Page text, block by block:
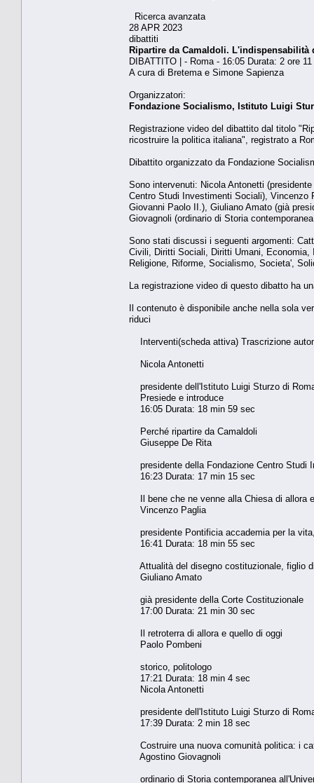
Ricerca avanzata
28 APR 2023
dibattiti
Ripartire da Camaldoli.
DIBATTITO | - Roma - 16:05 Durata: 2 ore
A cura di Bretema e Simone Sapienza
Organizzatori:
Fondazione Socialismo, Istituto Luigi
Registrazione video del dibattito dal titolo
ricostruire la politica italiana", registrato a
Dibattito organizzato da Fondazione
Sono intervenuti: Nicola Antonetti
Centro Studi Investimenti Sociali), Vincenzo
Giovanni Paolo II.), Giuliano Amato (già
Giovagnoli (ordinario di Storia
Sono stati discussi i seguenti argomenti:
Civili, Diritti Sociali, Diritti Umani,
Religione, Riforme, Socialismo, Societa',
La registrazione video di questo dibatto ha
Il contenuto è disponibile anche nella sola
riduci
Interventi(scheda attiva) Trascrizione
Nicola Antonetti
presidente dell'Istituto Luigi Sturzo di
Presiede e introduce
16:05 Durata: 18 min 59 sec
Perché ripartire da Camaldoli
Giuseppe De Rita
presidente della Fondazione Centro Studi
16:23 Durata: 17 min 15 sec
Il bene che ne venne alla Chiesa di allora
Vincenzo Paglia
presidente Pontificia accademia per la
16:41 Durata: 18 min 55 sec
Attualità del disegno costituzionale, figlio
Giuliano Amato
già presidente della Corte Costituzionale
17:00 Durata: 21 min 30 sec
Il retroterra di allora e quello di oggi
Paolo Pombeni
storico, politologo
17:21 Durata: 18 min 4 sec
Nicola Antonetti
presidente dell'Istituto Luigi Sturzo di
17:39 Durata: 2 min 18 sec
Costruire una nuova comunità politica: i
Agostino Giovagnoli
ordinario di Storia contemporanea